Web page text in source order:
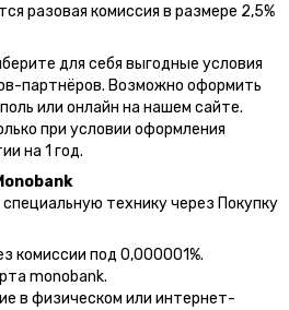
разовая комиссия в размере 2,5%
для себя выгодные условия
партнёров. Возможно оформить
или онлайн на нашем сайте.
при условии оформления
на 1 год.
технику через Покупку
комиссии под 0,000001%.
monobank.
в физическом или интернет-